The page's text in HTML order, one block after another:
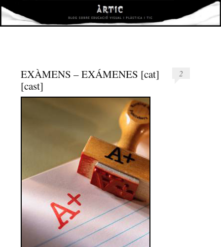
àrtic
VISUAL I PLÀSTICA I TIC
EXÀMENS – EXÁMENES [cat]
[cast]
2